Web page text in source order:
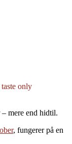
only
mere end hidtil.
, fungerer på en